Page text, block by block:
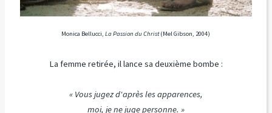
Monica Bellucci,La Passion du Christ(Mel Gibson, 2004)
La femme retirée, il lance sa deuxième bombe :
« Vous jugez d'après les apparences,
moi, je ne juge personne. »